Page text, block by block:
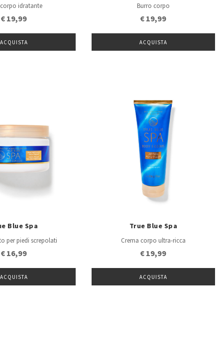
idratante
€ 19,99
ACQUISTA
Burro corpo
€ 19,99
ACQUISTA
Blue Spa
per piedi screpolati
€ 16,99
ACQUISTA
True Blue Spa
Crema corpo ultra-ricca
€ 19,99
ACQUISTA